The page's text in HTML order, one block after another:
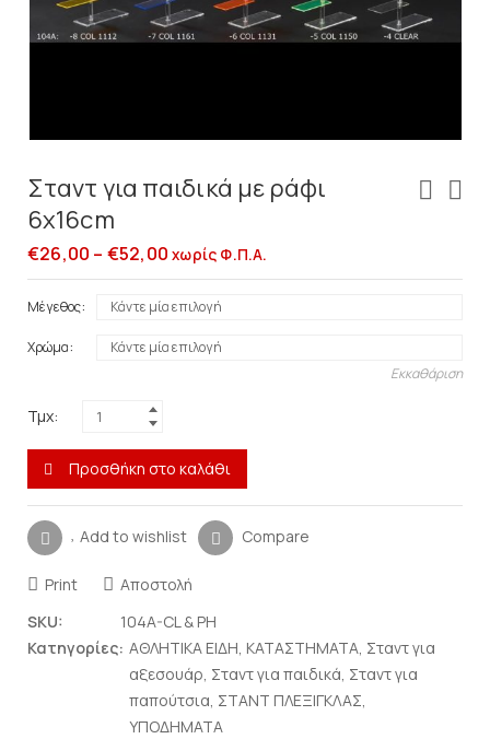
Σταντ για παιδικά με ράφι
6x16cm
€26,00 – €52,00 χωρίς Φ.Π.Α.
Μέγεθος
Χρώμα
Εκκαθάριση
Τμχ:
Προσθήκη στο καλάθι
Add to wishlist Compare
Print
Αποστολή
SKU:
104A-CL & PH
Κατηγορίες: ΑΘΛΗΤΙΚΑ ΕΙΔΗ, ΚΑΤΑΣΤΗΜΑΤΑ, Σταντ για
αξεσουάρ, Σταντ για παιδικά, Σταντ για
παπούτσια, ΣΤΑΝΤ ΠΛΕΞΙΓΚΛΑΣ,
ΥΠΟΔΗΜΑΤΑ